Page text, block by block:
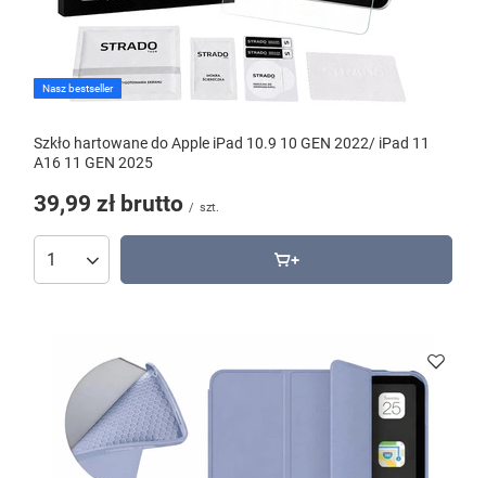
Nasz bestseller
Szkło hartowane do Apple iPad 10.9 10 GEN 2022/ iPad 11
A16 11 GEN 2025
39,99 zł brutto / szt.